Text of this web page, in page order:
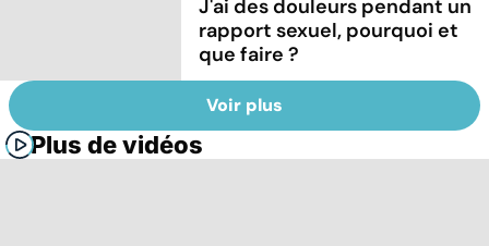
J'ai des douleurs pendant un
rapport sexuel, pourquoi et
que faire ?
Voir plus
Plus de vidéos